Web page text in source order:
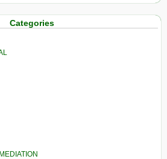
Categories